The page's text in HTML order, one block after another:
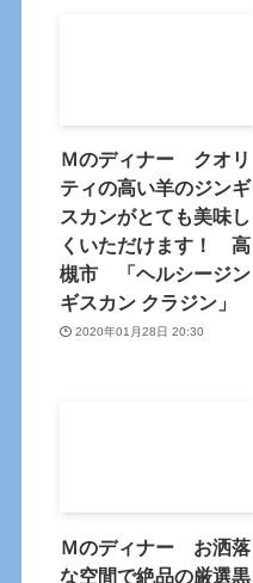
Ｍのディナー クオリ
ティの高い羊のジンギ
スカンがとても美味し
くいただけます！ 高
槻市 「ヘルシージン
ギスカン クラジン」
2020年01月28日 20:30
Ｍのディナー お洒落
な空間で絶品の厳選黒